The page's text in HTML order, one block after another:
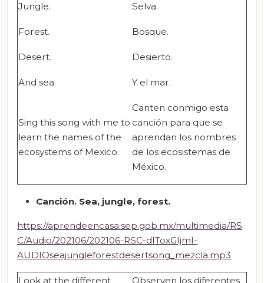
Jungle. Selva.
Forest. Bosque.
Desert. Desierto.
And sea. Y el mar.
Sing this song with me to
learn the names of the
ecosystems of Mexico.
Canten conmigo esta
canción para que se
aprendan los nombres
de los ecosistemas de
México.
Canción. Sea, jungle, forest.
https://aprendeencasa.sep.gob.mx/multimedia/RS
C/Audio/202106/202106-RSC-dIToxGIjmI-
AUDIOseajungleforestdesertsong_mezcla.mp3
Look at the different
Observen los diferentes